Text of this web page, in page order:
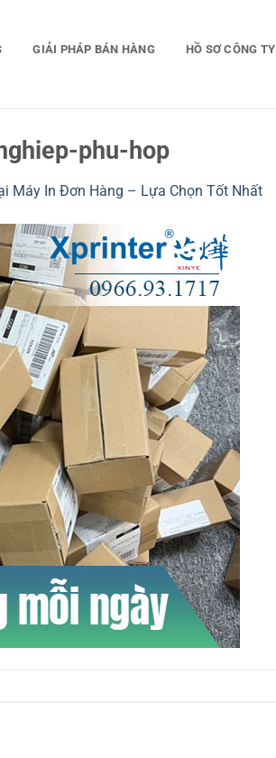
GIẢI PHÁP BÁN HÀNG HỒ SƠ CÔNG TY
phu-hop
Máy In Đơn Hàng – Lựa Chọn Tốt Nhất